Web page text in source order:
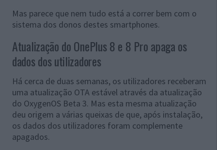
Mas parece que nem tudo está a correr bem com o
sistema dos donos destes smartphones.
Atualização do OnePlus 8 e 8 Pro apaga os
dados dos utilizadores
Há cerca de duas semanas, os utilizadores receberam
uma atualização OTA estável através da atualização
do OxygenOS Beta 3. Mas esta mesma atualização
deu origem a várias queixas de que, após instalação,
os dados dos utilizadores foram complemente
apagados.